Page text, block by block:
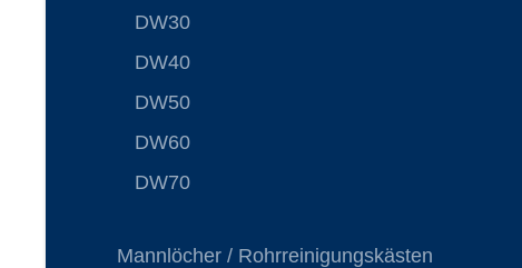
DW30
DW40
DW50
DW60
DW70
Mannlöcher / Rohrreinigungskästen